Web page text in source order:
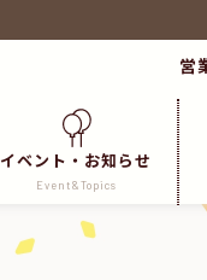
営
イベント・お知らせ
Event&Topics